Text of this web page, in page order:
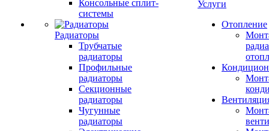
Консольные сплит-
системы
Радиаторы
Трубчатые
радиаторы
Профильные
радиаторы
Секционные
радиаторы
Чугунные
радиаторы
Услуги
Отопление